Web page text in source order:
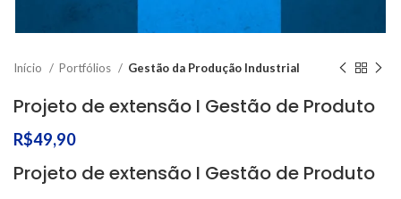
Início Portfólios Gestão da Produção Industrial
Projeto de extensão I Gestão de Produto
R$49,90
Projeto de extensão I Gestão de Produto